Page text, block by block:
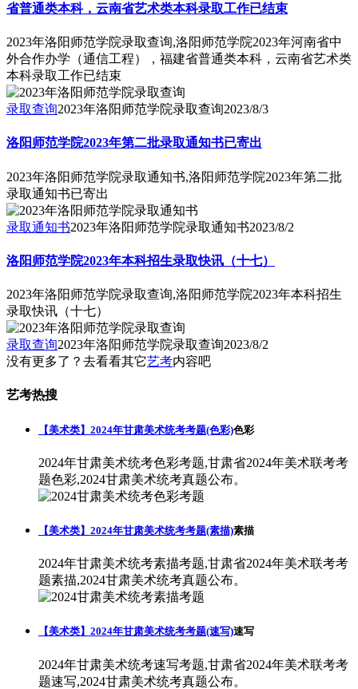
省普通类本科，云南省艺术类本科录取工作已结束
2023年洛阳师范学院录取查询,洛阳师范学院2023年河南省中
外合作办学（通信工程），福建省普通类本科，云南省艺术类
本科录取工作已结束
录取查询2023年洛阳师范学院录取查询2023/8/3
洛阳师范学院2023年第二批录取通知书已寄出
2023年洛阳师范学院录取通知书,洛阳师范学院2023年第二批
录取通知书已寄出
录取通知书2023年洛阳师范学院录取通知书2023/8/2
洛阳师范学院2023年本科招生录取快讯（十七）
2023年洛阳师范学院录取查询,洛阳师范学院2023年本科招生
录取快讯（十七）
录取查询2023年洛阳师范学院录取查询2023/8/2
没有更多了？去看看其它艺考内容吧
艺考热搜
【美术类】2024年甘肃美术统考考题(色彩)色彩
2024年甘肃美术统考色彩考题,甘肃省2024年美术联考考
题色彩,2024甘肃美术统考真题公布。
【美术类】2024年甘肃美术统考考题(素描)素描
2024年甘肃美术统考素描考题,甘肃省2024年美术联考考
题素描,2024甘肃美术统考真题公布。
【美术类】2024年甘肃美术统考考题(速写)速写
2024年甘肃美术统考速写考题,甘肃省2024年美术联考考
题速写,2024甘肃美术统考真题公布。